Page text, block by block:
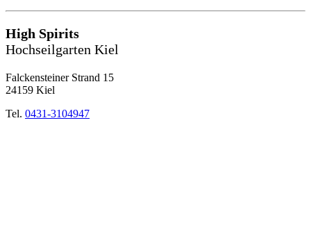
High Spirits
Hochseilgarten Kiel
Falckensteiner Strand 15
24159 Kiel
Tel. 0431-3104947